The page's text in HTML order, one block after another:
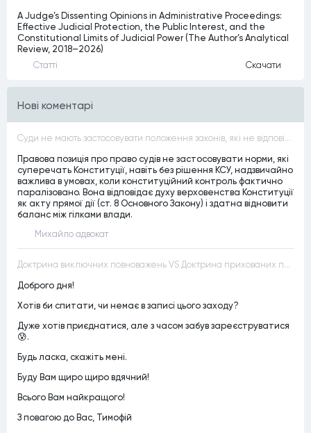
A Judge’s Dissenting Opinions in Administrative Proceedings:
Effective Judicial Protection, the Public Interest, and the
Constitutional Limits of Judicial Power (The Author’s Analytical
Review, 2018–2026)
Статтi Скачати
Нові коментарі
Суди не мають застосовувати положення законів, які не відповідають Конституції, незалежно від того, чи визнавалися вони Конституційним Судом України неконституційними, тобто закони, що суперечать Конституції України не можуть застосовуватися навіть у випадках, коли вони є чинними
Правова позиція про право судів не застосовувати норми, які
суперечать Конституції, навіть без рішення КСУ, надзвичайно
важлива в умовах, коли конституційний контроль фактично
паралізовано. Вона відповідає духу верховенства Конституції
як акту прямої дії (ст. 8 Основного Закону) і здатна відновити
баланс між гілками влади.
Михайло адвокат
Доктрина виключних повноважень VS Доктрина прихованих повноважень
Доброго дня!
Хотів би спитати, чи немає в записі цього заходу?
Дуже хотів приєднатися, але з часом забув зареєструватися
😰.
Будь ласка, скажіть мені.
Буду Вам щиро щиро вдячний!
Всього Вам найкращого!
З повагою до Вас, Тимофій